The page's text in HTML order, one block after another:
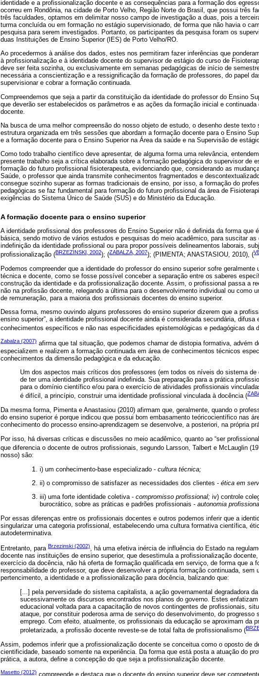
identidade e a profissionalização docente e as consequências para a formação dos
ocorreu em Rondônia, na cidade de Porto Velho, Região Norte do Brasil, que possui três
três faculdades, optamos em delimitar nosso campo de investigação a duas, pois a
turma concluída ou em formação no estágio supervisionado, de forma que não havia o
pesquisa para serem investigados. Portanto, os participantes da pesquisa foram os
duas Instituições de Ensino Superior (IES) de Porto Velho/RO.
Ao procedermos à análise dos dados, estes nos permitiram fazer inferências que
à profissionalização e à identidade docente do supervisor de estágio do curso de
deve ser feita sozinha, ou exclusivamente em semanas pedagógicas de início de
necessária a conscientização e a ressignificação da formação de professores, do papel
supervisionar e cobrar a formação continuada.
Compreendemos que seja a partir da constituição da identidade do professor do Ensino
que deverão ser estabelecidos os parâmetros e as ações da formação inicial e
docente.
Na busca de uma melhor compreensão do nosso objeto de estudo, o desenho deste
estrutura organizada em três sessões que abordam a formação docente para o Ensino
e a formação docente para o Ensino Superior na Área da saúde e na Supervisão de
Como todo trabalho científico deve apresentar, de alguma forma uma relevância,
presente trabalho seja a crítica elaborada sobre a formação pedagógica do supervisor de
formação do futuro profissional fisioterapeuta, evidenciando que, considerando as
Saúde, o professor que ainda transmite conhecimentos fragmentados e
consegue sozinho superar as formas tradicionais de ensino, por isso, a formação do
pedagógicas se faz fundamental para formação do futuro profissional da área de
exigências do Sistema Único de Saúde (SUS) e do Ministério da Educação.
A formação docente para o ensino superior
A identidade profissional dos professores do Ensino Superior não é definida da forma que
básica, sendo motivo de vários estudos e pesquisas do meio acadêmico, para suscitar
indefinição da identidade profissional ou para propor possíveis delineamentos laborais,
profissionalização (BRZEZINSKI, 2002); (ZABALZA, 2007); (PIMENTA; ANASTASIOU, 2010), (
Podemos compreender que a identidade do professor do ensino superior sofre
técnica e docente, como se fosse possível conceber a separação entre os saberes
construção da identidade e da profissionalização docente. Assim, o profissional passa a
não na profissão docente, relegando a última para o desenvolvimento individual ou como
de remuneração, para a maioria dos profissionais docentes do ensino superior.
Dessa forma, mesmo ouvindo alguns professores do ensino superior dizerem que a
ensino superior”, a identidade profissional docente ainda é considerada secundária,
conhecimentos específicos e não nas especificidades epistemológicas e pedagógicas da
Zabalza (2007) afirma que tal situação, que podemos chamar de distopia formativa, advém
especializem e realizem a formação continuada em área de conhecimentos técnicos
conhecimentos da dimensão pedagógica e da educação.
Um dos aspectos mais críticos dos professores (em todos os níveis do sistema
de ter uma identidade profissional indefinida. Sua preparação para a prática
para o domínio científico e/ou para o exercício de atividades profissionais
é difícil, a princípio, construir uma identidade profissional vinculada à docência (
Da mesma forma, Pimenta e Anastasiou (2010) afirmam que, geralmente, quando o
do ensino superior é porque indicou que possui bom embasamento teóricocientífico nas
conhecimento do processo ensino-aprendizagem se desenvolve, a posteriori, na própria
Por isso, há diversas críticas e discussões no meio acadêmico, quanto ao “ser
que diferencia o docente de outros profissionais, segundo Larsson, Talbert e McLauglin
nosso) são:
i) um conhecimento-base especializado - cultura técnica;
ii) o compromisso de satisfazer as necessidades dos clientes - ética em
iii) uma forte identidade coletiva - compromisso profissional; iv) controle
burocrático, sobre as práticas e padrões profissionais - autonomia
Por essas diferenças entre os profissionais docentes e outros podemos inferir que a
singularizar uma categoria profissional, estabelecendo uma cultura formativa científica,
autodeterminativa.
Entretanto, para Brzezinski (2002), há uma efetiva inércia de influência do Estado na
docente nas instituições de ensino superior, que desestimula a profissionalização
exercício da docência, não há oferta de formação qualificada em serviço, de forma que a
responsabilidade do professor, que deve desenvolver a própria formação continuada,
pertencimento, a identidade e a profissionalização para docência, balizando que:
[...] pela perversidade do sistema capitalista, a ação governamental degradadora
sucessivamente os discursos encontrados nos planos do governo. Estes
educacional voltada para a capacitação de novos contingentes de profissionais,
ataque, por constituir poderosa arma de serviço do desenvolvimento, do progresso
emprego. Com efeito, atualmente, os profissionais da educação se aproximam da
proletarizada, a profissão docente reveste-se de total falta de profissionalismo (
Assim, podemos inferir que a profissionalização docente se conceitua como o oposto de
cientificidade, baseado somente na experiência. Da forma que está posta a atuação do
prática, a autora, define a concepção do que seja a profissionalização docente.
Masetto (2012) compreende e destaca que o docente do ensino superior deve ser